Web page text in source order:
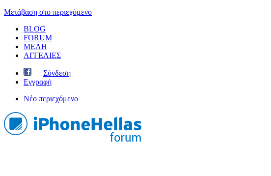
Μετάβαση στο περιεχόμενο
BLOG
FORUM
ΜΕΛΗ
ΑΓΓΕΛΙΕΣ
Σύνδεση
Εγγραφή
Νέο περιεχόμενο